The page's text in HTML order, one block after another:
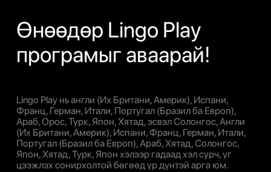
Өнөөдөр Lingo Play
програмыг аваарай!
Lingo Play нь англи (Их Британи, Америк), Испани,
Франц, Герман, Итали, Португал (Бразил ба Европ),
Араб, Орос, Турк, Япон, Хятад, эсвэл Солонгос, Англи
(Их Британи, Америк), Испани, Франц, Герман, Итали,
Португал (Бразил ба Европ), Араб, Хятад, Солонгос,
Япон, Хятад, Турк, Япон хэлээр гадаад хэл сурч, үг
цээжлэх сонирхолтой бөгөөд үр дүнтэй арга юм.